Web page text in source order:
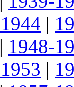
|
| 1948-
|